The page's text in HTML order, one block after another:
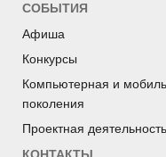
СОБЫТИЯ
Афиша
Конкурсы
Компьютерная и
поколения
Проектная деятельность